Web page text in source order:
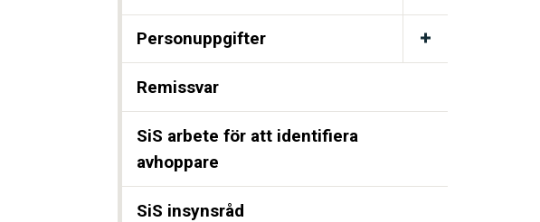
Personuppgifter
Remissvar
SiS arbete för att identifiera
avhoppare
SiS insynsråd